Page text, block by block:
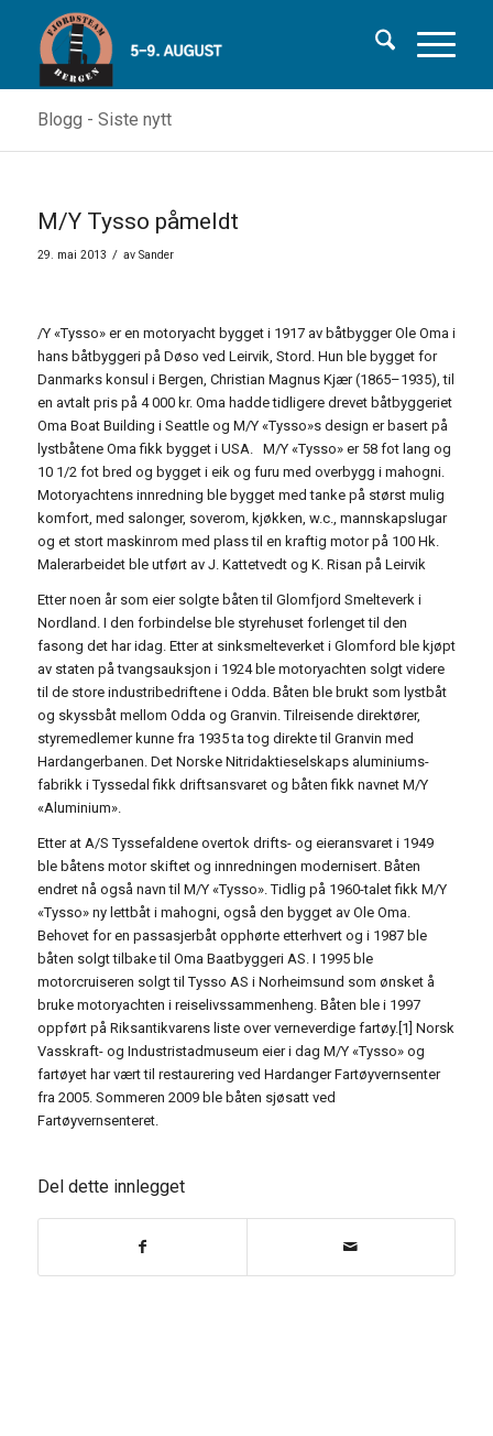
Blogg - Siste nytt
M/Y Tysso påmeldt
29. mai 2013 / av Sander
/Y «Tysso» er en motoryacht bygget i 1917 av båtbygger Ole Oma i
hans båtbyggeri på Døso ved Leirvik, Stord. Hun ble bygget for
Danmarks konsul i Bergen, Christian Magnus Kjær (1865–1935), til
en avtalt pris på 4 000 kr. Oma hadde tidligere drevet båtbyggeriet
Oma Boat Building i Seattle og M/Y «Tysso»s design er basert på
lystbåtene Oma fikk bygget i USA. M/Y «Tysso» er 58 fot lang og
10 1/2 fot bred og bygget i eik og furu med overbygg i mahogni.
Motoryachtens innredning ble bygget med tanke på størst mulig
komfort, med salonger, soverom, kjøkken, w.c., mannskapslugar
og et stort maskinrom med plass til en kraftig motor på 100 Hk.
Malerarbeidet ble utført av J. Kattetvedt og K. Risan på Leirvik
Etter noen år som eier solgte båten til Glomfjord Smelteverk i
Nordland. I den forbindelse ble styrehuset forlenget til den
fasong det har idag. Etter at sinksmelteverket i Glomford ble kjøpt
av staten på tvangsauksjon i 1924 ble motoryachten solgt videre
til de store industribedriftene i Odda. Båten ble brukt som lystbåt
og skyssbåt mellom Odda og Granvin. Tilreisende direktører,
styremedlemer kunne fra 1935 ta tog direkte til Granvin med
Hardangerbanen. Det Norske Nitridaktieselskaps aluminiums­
fabrikk i Tyssedal fikk driftsansvaret og båten fikk navnet M/Y
«Aluminium».
Etter at A/S Tyssefaldene overtok drifts- og eieransvaret i 1949
ble båtens motor skiftet og innredningen modernisert. Båten
endret nå også navn til M/Y «Tysso». Tidlig på 1960-talet fikk M/Y
«Tysso» ny lettbåt i mahogni, også den bygget av Ole Oma.
Behovet for en passasjerbåt opphørte etterhvert og i 1987 ble
båten solgt tilbake til Oma Baatbyggeri AS. I 1995 ble
motorcruiseren solgt til Tysso AS i Norheimsund som ønsket å
bruke motoryachten i reiselivssammenheng. Båten ble i 1997
oppført på Riksantikvarens liste over verneverdige fartøy.[1] Norsk
Vasskraft- og Industristadmuseum eier i dag M/Y «Tysso» og
fartøyet har vært til restaurering ved Hardanger Fartøyvernsenter
fra 2005. Sommeren 2009 ble båten sjøsatt ved
Fartøyvernsenteret.
Del dette innlegget